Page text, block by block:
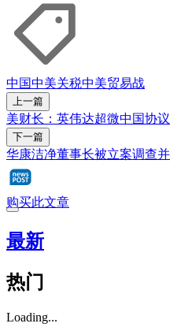
中国中美关税中美贸易战
上一篇
美财长：英伟达超微中国协
下一篇
华康洁净董事长被立案调查
购买此文章
最新
热门
Loading...